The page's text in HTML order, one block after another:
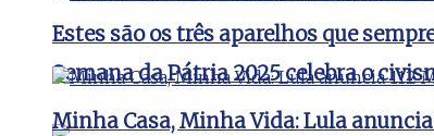
Semana da Pátria 2025 celebra o
Estes são os três aparelhos que
Minha Casa, Minha Vida: Lula